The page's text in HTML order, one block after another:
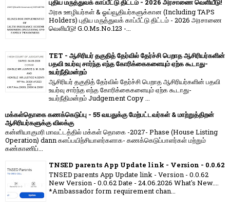
புதிய மருத்துவக் காப்பீட்டு திட்டம் - 2026 அரசாணை வெளியீடு!
அரசு ஊழியர்கள் & ஓய்வூதியர்களுக்கான (Including TAPS
Holders) புதிய மருத்துவக் காப்பீட்டு திட்டம் - 2026 அரசாணை
வெளியீடு! G.O.Ms.No.123 -...
TET - ஆசிரியர் தகுதித் தேர்வில் தேர்ச்சி பெறாத ஆசிரியர்களின்
பதவி உயர்வு சார்ந்த எந்த கோரிக்கைகளையும் ஏற்க கூடாது-
உயர்நீதிமன்றம்
ஆசிரியர் தகுதித் தேர்வில் தேர்ச்சி பெறாத ஆசிரியர்களின் பதவி
உயர்வு சார்ந்த எந்த கோரிக்கைகளையும் ஏற்க கூடாது-
உயர்நீதிமன்றம் Judgement Copy ...
மக்கள்தொகை கணக்கெடுப்பு - 55 வயதுக்கு மேற்பட்டவர்கள் & மாற்றுத்திறன்
ஆசிரியர்களுக்கு விலக்கு
கன்னியாகுமரி மாவட்டத்தில் மக்கள் தொகை -2027- Phase (House Listing
Operation) dann களப்பயிற்சியாளர்களாக- கணக்கெடுப்பாளர்கள் மற்றும்
கண்காணிப்...
TNSED parents App Update link - Version - 0.0.62
TNSED parents App Update link - Version - 0.0.62
New Version - 0.0.62 Date - 24.06.2026 What's New....
*Ambassador form requirement chan...